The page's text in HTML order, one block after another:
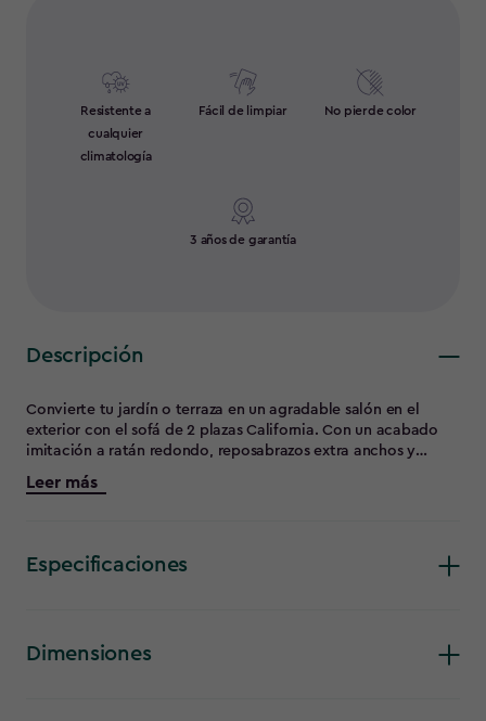
Resistente a
cualquier
climatología
Fácil de limpiar No pierde color
3 años de garantía
Descripción
Convierte tu jardín o terraza en un agradable salón en el
exterior con el sofá de 2 plazas California. Con un acabado
imitación a ratán redondo, reposabrazos extra anchos y
cojines de gran grosor para el asiento y el respaldo, este sofá
transforma tu jardín en un lugar en el exterior para disfrutar
nunca se decolora ni se pudre. Es resistente a cualquier
climatología y tiene protección contra los rayos UV.
Leer más
Especificaciones
Dimensiones